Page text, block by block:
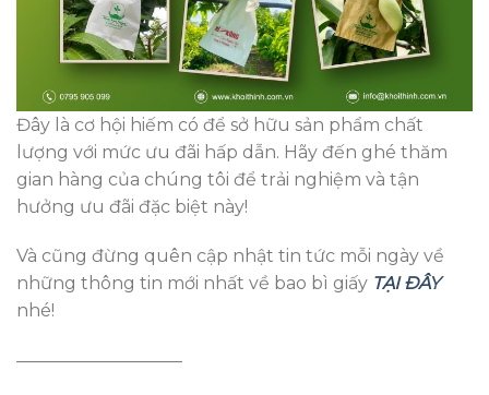
Đây là cơ hội hiếm có để sở hữu sản phẩm chất
lượng với mức ưu đãi hấp dẫn. Hãy đến ghé thăm
gian hàng của chúng tôi để trải nghiệm và tận
hưởng ưu đãi đặc biệt này!
Và cũng đừng quên cập nhật tin tức mỗi ngày về
những thông tin mới nhất về bao bì giấy TẠI ĐÂY
nhé!
—————————–